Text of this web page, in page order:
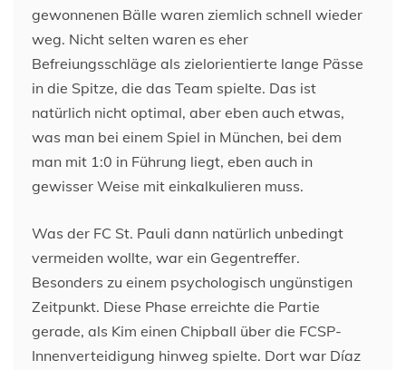
gewonnenen Bälle waren ziemlich schnell wieder
weg. Nicht selten waren es eher
Befreiungsschläge als zielorientierte lange Pässe
in die Spitze, die das Team spielte. Das ist
natürlich nicht optimal, aber eben auch etwas,
was man bei einem Spiel in München, bei dem
man mit 1:0 in Führung liegt, eben auch in
gewisser Weise mit einkalkulieren muss.
Was der FC St. Pauli dann natürlich unbedingt
vermeiden wollte, war ein Gegentreffer.
Besonders zu einem psychologisch ungünstigen
Zeitpunkt. Diese Phase erreichte die Partie
gerade, als Kim einen Chipball über die FCSP-
Innenverteidigung hinweg spielte. Dort war Díaz